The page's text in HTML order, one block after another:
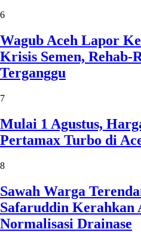
6
Wagub Aceh Lapor
Krisis Semen, Rehab-
Terganggu
7
Mulai 1 Agustus,
Pertamax Turbo di
8
Sawah Warga
Safaruddin Kerahkan
Normalisasi Drainase